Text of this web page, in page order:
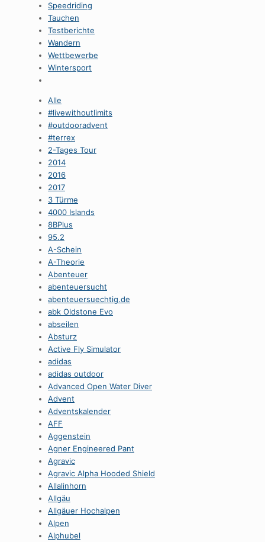
Speedriding
Tauchen
Testberichte
Wandern
Wettbewerbe
Wintersport
Alle
#livewithoutlimits
#outdooradvent
#terrex
2-Tages Tour
2014
2016
2017
3 Türme
4000 Islands
8BPlus
95.2
A-Schein
A-Theorie
Abenteuer
abenteuersucht
abenteuersuechtig.de
abk Oldstone Evo
abseilen
Absturz
Active Fly Simulator
adidas
adidas outdoor
Advanced Open Water Diver
Advent
Adventskalender
AFF
Aggenstein
Agner Engineered Pant
Agravic
Agravic Alpha Hooded Shield
Allalinhorn
Allgäu
Allgäuer Hochalpen
Alpen
Alphubel